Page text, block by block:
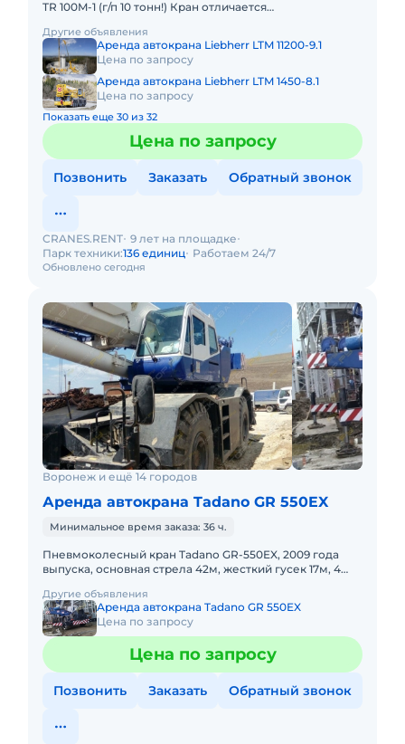
TR 100M-1 (г/п 10 тонн!) Кран отличается
бездорожью. Технические
Другие объявления
Аренда автокрана Liebherr LTM 11200-9.1
Цена по запросу
Аренда автокрана Liebherr LTM 1450-8.1
Цена по запросу
Показать еще 30 из 32
Цена по запросу
Позвонить Заказать Обратный звонок
Обновлено сегодня
CRANES.RENT 9 лет на площадке
Парк техники:136 единиц Работаем 24/7
Воронеж и ещё 14 городов
Аренда автокрана Tadano GR 550EX
Минимальное время заказа: 36 ч.
Пневмоколесный кран Tadano GR-550EX, 2009 года
выпуска, основная стрела 42м, жесткий гусек 17м, 4
дорогам общего
Другие объявления
Аренда автокрана Tadano GR 550EX
Цена по запросу
Цена по запросу
Позвонить Заказать Обратный звонок